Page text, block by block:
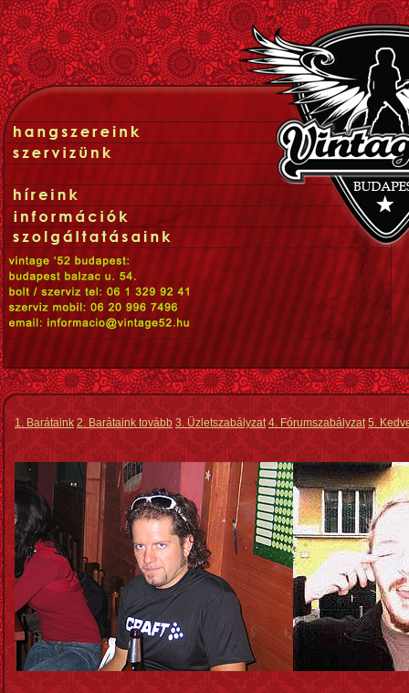
1. Barátaink 2. Barátaink tovább 3. Üzletszabályzat 4. Fórumszabályzat 5.